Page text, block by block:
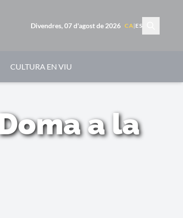
Divendres, 07 d'agost de 2026 CA| ES
CULTURA EN VIU
a la